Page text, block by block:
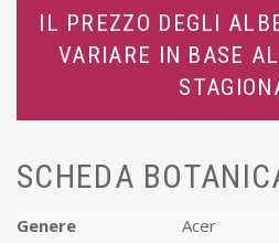
IL PREZZO DEGLI
VARIARE IN BASE
SCHEDA
Genere
Acer